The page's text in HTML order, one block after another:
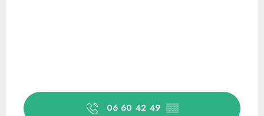
06 60 42 49 ▒▒